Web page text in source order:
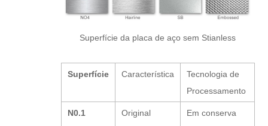
Superfície da placa de aço sem Stianless
Superfície Característica
Tecnologia de
Processamento
N0.1 Original
Em conserva